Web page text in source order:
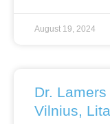
August 19, 2024
Dr.
Vilnius,